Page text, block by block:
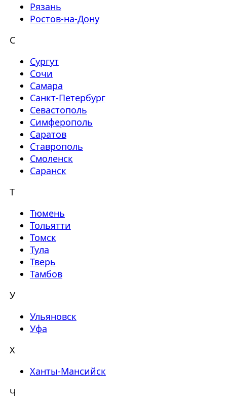
Рязань
Ростов-на-Дону
С
Сургут
Сочи
Самара
Санкт-Петербург
Севастополь
Симферополь
Саратов
Ставрополь
Смоленск
Саранск
Т
Тюмень
Тольятти
Томск
Тула
Тверь
Тамбов
У
Ульяновск
Уфа
Х
Ханты-Мансийск
Ч